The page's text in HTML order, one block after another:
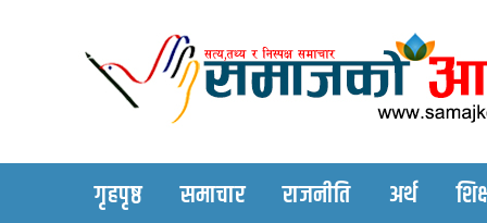
गृहपृष्ठ समाचार राजनीति अर्थ